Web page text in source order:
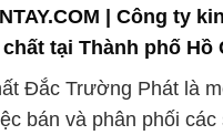
| Công ty
tại Thành phố Hồ
Đắc Trường Phát là
bán và phân phối các